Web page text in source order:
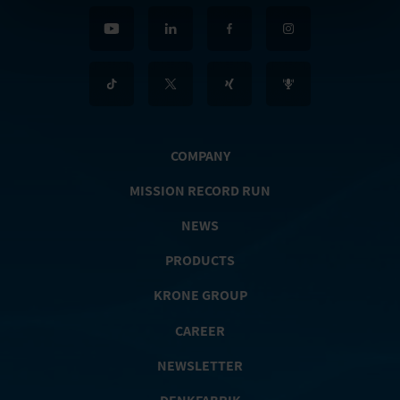
COMPANY
MISSION RECORD RUN
NEWS
PRODUCTS
KRONE GROUP
CAREER
NEWSLETTER